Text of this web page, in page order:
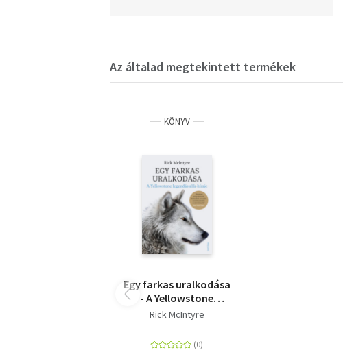
Az általad megtekintett termékek
KÖNYV
Egy farkas uralkodása
- A Yellowstone
legendás alfahímje
Rick McIntyre